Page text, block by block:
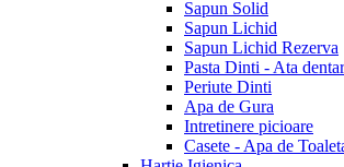
Sapun Solid
Sapun Lichid
Sapun Lichid Rezerva
Pasta Dinti - Ata
Periute Dinti
Apa de Gura
Intretinere picioare
Casete - Apa de